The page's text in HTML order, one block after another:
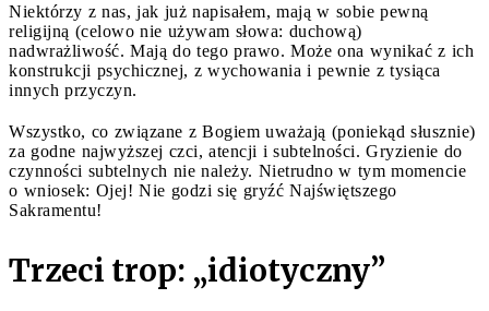
Niektórzy z nas, jak już napisałem, mają w sobie pewną
religijną (celowo nie używam słowa: duchową)
nadwrażliwość. Mają do tego prawo. Może ona wynikać z ich
konstrukcji psychicznej, z wychowania i pewnie z tysiąca
innych przyczyn.
Wszystko, co związane z Bogiem uważają (poniekąd słusznie)
za godne najwyższej czci, atencji i subtelności. Gryzienie do
czynności subtelnych nie należy. Nietrudno w tym momencie
o wniosek: Ojej! Nie godzi się gryźć Najświętszego
Sakramentu!
Trzeci trop: „idiotyczny”